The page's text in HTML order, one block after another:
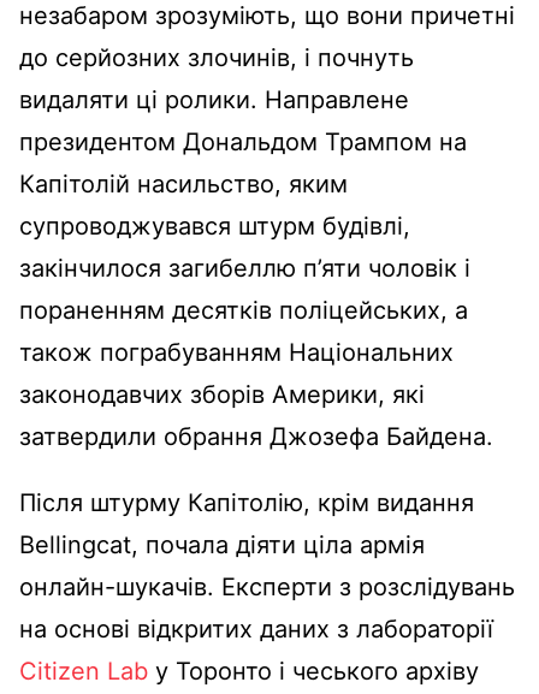
незабаром зрозуміють, що вони причетні
до серйозних злочинів, і почнуть
видаляти ці ролики. Направлене
президентом Дональдом Трампом на
Капітолій насильство, яким
супроводжувався штурм будівлі,
закінчилося загибеллю п’яти чоловік і
пораненням десятків поліцейських, а
також пограбуванням Національних
законодавчих зборів Америки, які
затвердили обрання Джозефа Байдена.
Після штурму Капітолію, крім видання
Bellingcat, почала діяти ціла армія
онлайн-шукачів. Експерти з розслідувань
на основі відкритих даних з лабораторії
Citizen Lab у Торонто і чеського архіву